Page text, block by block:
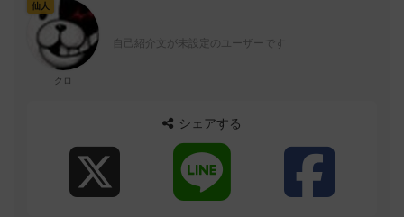
仙人
クロ
自己紹介文が未設定のユーザーです
シェアする